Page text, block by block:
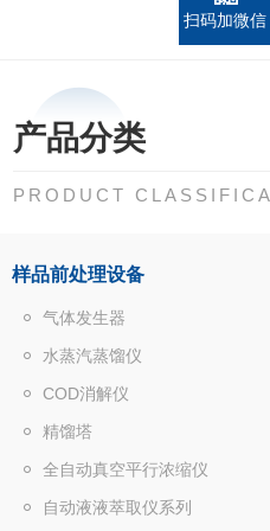
产品分类
PRODUCT
样品前处理设备
气体发生器
水蒸汽蒸馏仪
COD消解仪
精馏塔
全自动真空平行浓缩仪
自动液液萃取仪系列
扫码加微信